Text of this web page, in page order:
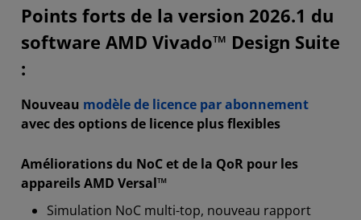
Points forts de la version 2026.1 du
software AMD Vivado™ Design Suite
:
Nouveau modèle de licence par abonnement
avec des options de licence plus flexibles
Améliorations du NoC et de la QoR pour les
appareils AMD Versal™
Simulation NoC multi-top, nouveau rapport